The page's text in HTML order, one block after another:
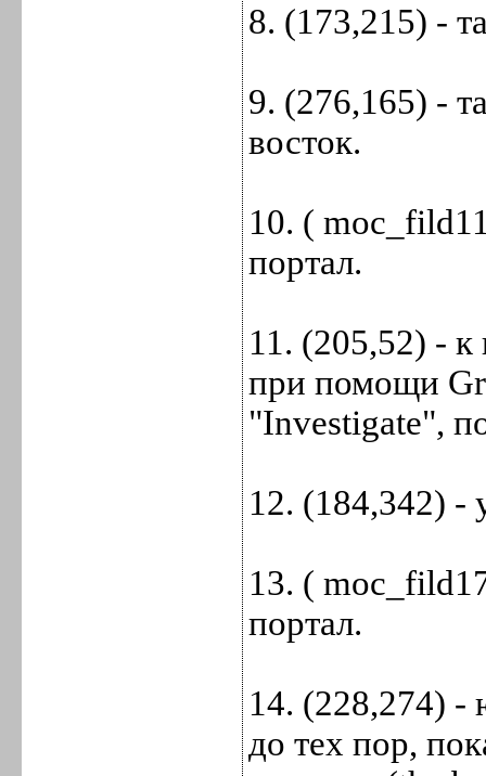
8. (173,215) -
9. (276,165) -
восток.
10. (
портал.
11. (205,52) -
при помощи
"Investigate",
12. (184,342) -
13. (
портал.
14. (228,274) -
до тех пор,